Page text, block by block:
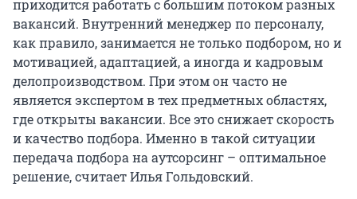
приходится работать с большим потоком разных
вакансий. Внутренний менеджер по персоналу,
как правило, занимается не только подбором, но и
мотивацией, адаптацией, а иногда и кадровым
делопроизводством. При этом он часто не
является экспертом в тех предметных областях,
где открыты вакансии. Все это снижает скорость
и качество подбора. Именно в такой ситуации
передача подбора на аутсорсинг – оптимальное
решение, считает Илья Гольдовский.